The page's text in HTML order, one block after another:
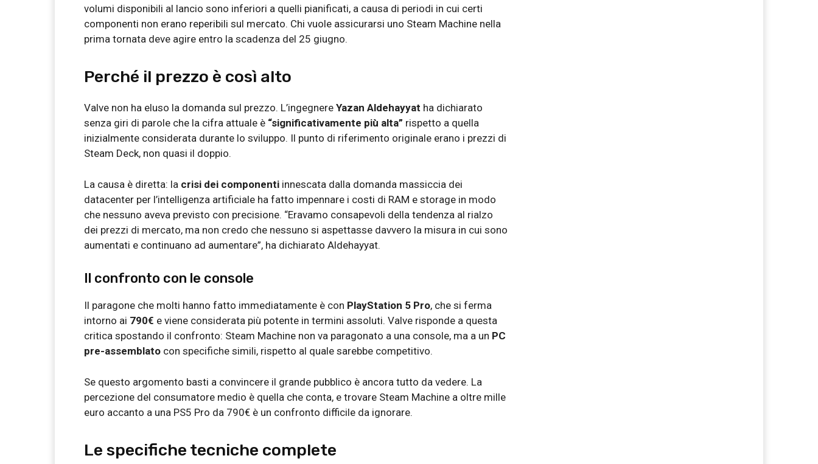
volumi disponibili al lancio sono inferiori a quelli pianificati, a causa di periodi in cui certi
componenti non erano reperibili sul mercato. Chi vuole assicurarsi uno Steam Machine nella
prima tornata deve agire entro la scadenza del 25 giugno.
Perché il prezzo è così alto
Valve non ha eluso la domanda sul prezzo. L’ingegnere Yazan Aldehayyat ha dichiarato
senza giri di parole che la cifra attuale è “significativamente più alta” rispetto a quella
inizialmente considerata durante lo sviluppo. Il punto di riferimento originale erano i prezzi di
Steam Deck, non quasi il doppio.
La causa è diretta: la crisi dei componenti innescata dalla domanda massiccia dei
datacenter per l’intelligenza artificiale ha fatto impennare i costi di RAM e storage in modo
che nessuno aveva previsto con precisione. “Eravamo consapevoli della tendenza al rialzo
dei prezzi di mercato, ma non credo che nessuno si aspettasse davvero la misura in cui sono
aumentati e continuano ad aumentare”, ha dichiarato Aldehayyat.
Il confronto con le console
Il paragone che molti hanno fatto immediatamente è con PlayStation 5 Pro, che si ferma
intorno ai 790€ e viene considerata più potente in termini assoluti. Valve risponde a questa
critica spostando il confronto: Steam Machine non va paragonato a una console, ma a un PC
pre-assemblato con specifiche simili, rispetto al quale sarebbe competitivo.
Se questo argomento basti a convincere il grande pubblico è ancora tutto da vedere. La
percezione del consumatore medio è quella che conta, e trovare Steam Machine a oltre mille
euro accanto a una PS5 Pro da 790€ è un confronto difficile da ignorare.
Le specifiche tecniche complete